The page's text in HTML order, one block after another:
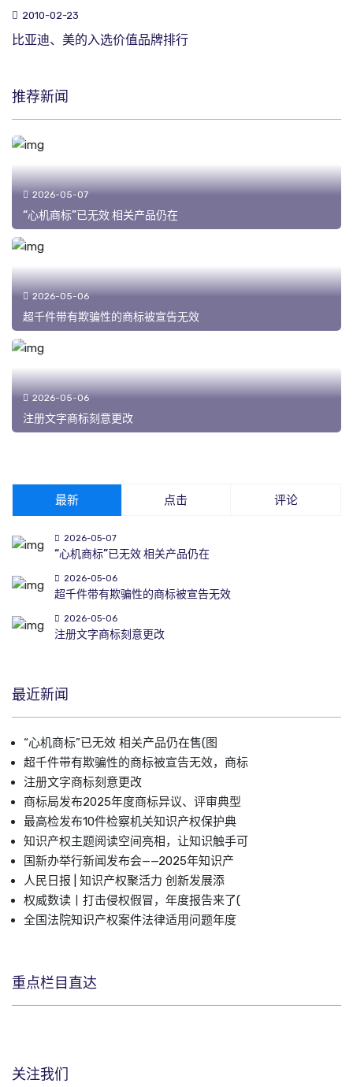
2010-02-23
比亚迪、美的入选价值品牌排行
推荐新闻
2026-05-07
“心机商标”已无效 相关产品仍在
2026-05-06
超千件带有欺骗性的商标被宣告无效
2026-05-06
注册文字商标刻意更改
最新 点击 评论
2026-05-07
“心机商标”已无效 相关产品仍在
2026-05-06
超千件带有欺骗性的商标被宣告无效
2026-05-06
注册文字商标刻意更改
最近新闻
“心机商标”已无效 相关产品仍在售(图
超千件带有欺骗性的商标被宣告无效，商标
注册文字商标刻意更改
商标局发布2025年度商标异议、评审典型
最高检发布10件检察机关知识产权保护典
知识产权主题阅读空间亮相，让知识触手可
国新办举行新闻发布会——2025年知识产
人民日报 | 知识产权聚活力 创新发展添
权威数读丨打击侵权假冒，年度报告来了(
全国法院知识产权案件法律适用问题年度
重点栏目直达
关注我们